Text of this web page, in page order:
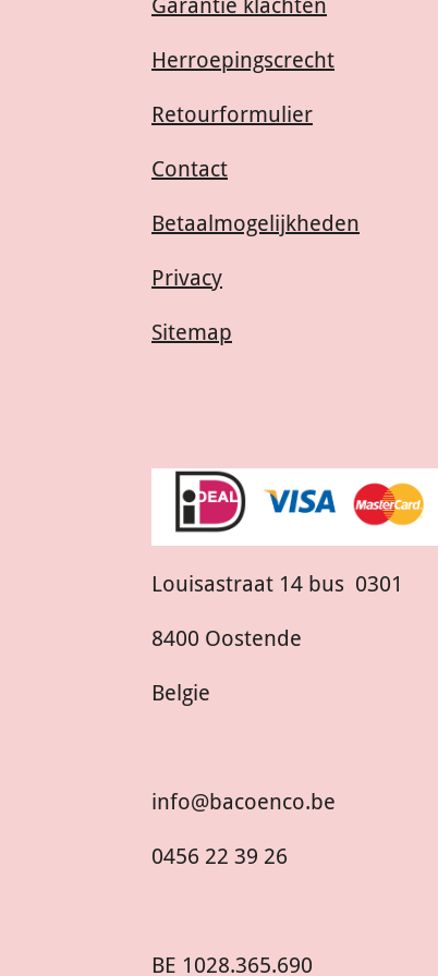
Herroepingscrecht
Retourformulier
Contact
Betaalmogelijkheden
Privacy
Sitemap
Louisastraat 14 bus 0301
8400 Oostende
Belgie
info@bacoenco.be
0456 22 39 26
BE 1028.365.690